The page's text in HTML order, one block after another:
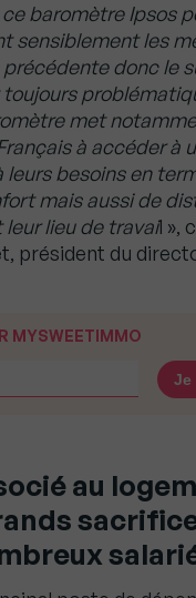
baromètre Ipsos
sensiblement les
précédente donc le
met
à accéder à
besoins en
mais aussi de
leur lieu de travail »,
président du
MYSWEETIMMO
au